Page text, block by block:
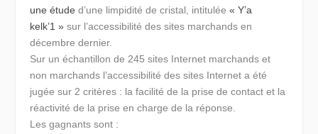
une étude d’une limpidité de cristal, intitulée« Y’a
kelk’1 » sur l’accessibilité des sites marchands en
décembre dernier.
Sur un échantillon de 245 sites Internet marchands et
non marchands l’accessibilité des sites Internet a été
jugée sur 2 critères : la facilité de la prise de contact et la
réactivité de la prise en charge de la réponse.
Les gagnants sont :